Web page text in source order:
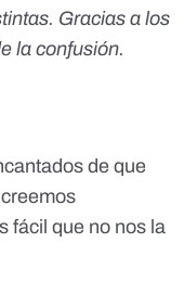
Gracias a los
la confusión.
de que
fácil que no nos la